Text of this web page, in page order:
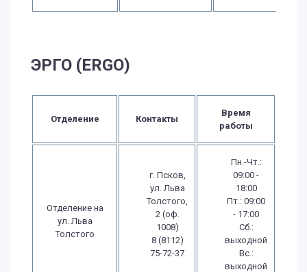
ЭРГО (ERGO)
Отделение Контакты
Время
работы
Отделение на
ул. Льва
Толстого
г. Псков,
ул. Льва
Толстого,
2 (оф.
1008)
8 (8112)
75-72-37
Пн.-Чт.:
09:00 -
18:00
Пт.: 09:00
- 17:00
Сб.:
выходной
Вс.:
выходной